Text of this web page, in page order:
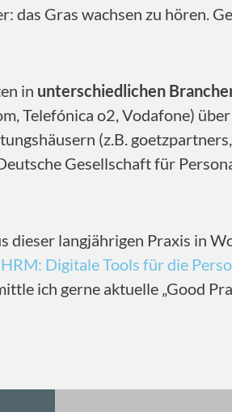
das Gras wachsen zu hören.
in unterschiedlichen
Telefónica o2, Vodafone)
(z.B.
Gesellschaft für
dieser langjährigen Praxis in
Digitale Tools für die
ich gerne aktuelle „Good